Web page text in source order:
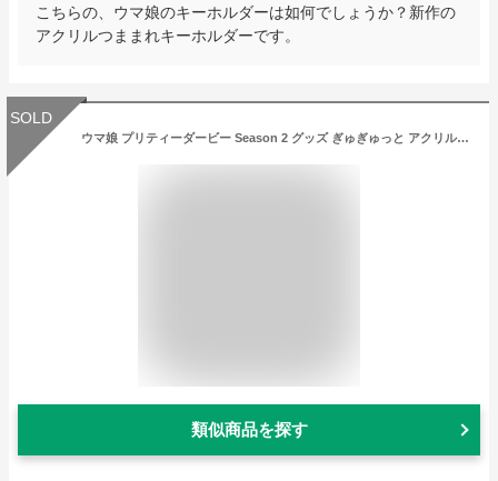
こちらの、ウマ娘のキーホルダーは如何でしょうか？新作の
アクリルつままれキーホルダーです。
SOLD
ウマ娘 プリティーダービー Season 2 グッズ ぎゅぎゅっと アクリルキーホルダー ベルハウス TVアニメ ウマ娘 ゲーム 競走馬 クリア 透明 キーホルダー アクキー フィギュア バッグ リュック カバン キャラクター アニメ 漫画 人気
類似商品を探す